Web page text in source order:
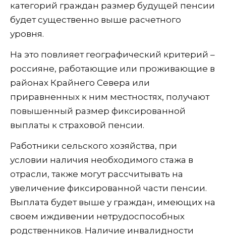
категорий граждан размер будущей пенсии
будет существенно выше расчетного
уровня.
На это повлияет географический критерий –
россияне, работающие или проживающие в
районах Крайнего Севера или
приравненных к ним местностях, получают
повышенный размер фиксированной
выплаты к страховой пенсии.
Работники сельского хозяйства, при
условии наличия необходимого стажа в
отрасли, также могут рассчитывать на
увеличение фиксированной части пенсии.
Выплата будет выше у граждан, имеющих на
своем иждивении нетрудоспособных
родственников. Наличие инвалидности